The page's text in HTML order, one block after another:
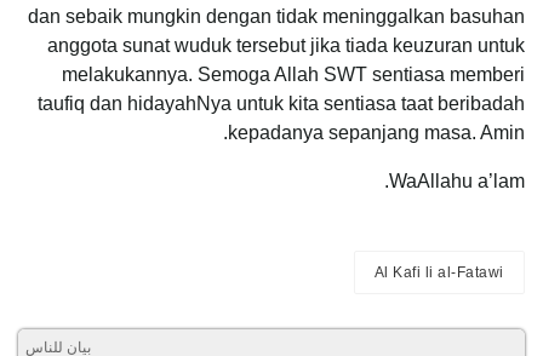
dan sebaik mungkin dengan tidak meninggalkan basuhan
anggota sunat wuduk tersebut jika tiada keuzuran untuk
melakukannya. Semoga Allah SWT sentiasa memberi
taufiq dan hidayahNya untuk kita sentiasa taat beribadah
kepadanya sepanjang masa. Amin.
WaAllahu a’lam.
Al Kafi li al-Fatawi
بيان للناس